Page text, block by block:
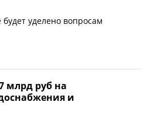
уделено вопросам
млрд руб на
и